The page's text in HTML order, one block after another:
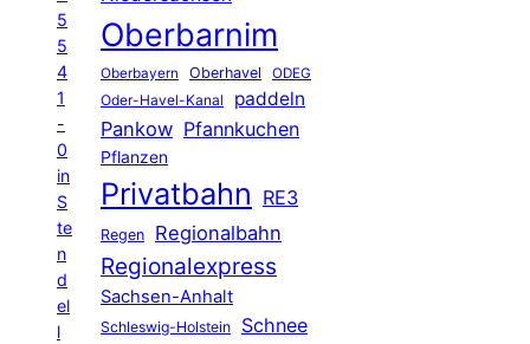
5
5
4
1
-
0
in
S
te
n
d
el
l
Oberbarnim
Oberbayern Oberhavel ODEG
Oder-Havel-Kanal paddeln
Pankow Pfannkuchen
Pflanzen
Privatbahn RE3
Regen Regionalbahn
Regionalexpress
Sachsen-Anhalt
Schleswig-Holstein Schnee